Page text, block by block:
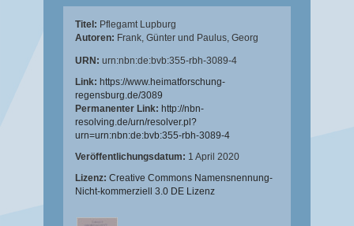
Titel: Pflegamt Lupburg
Autoren: Frank, Günter und Paulus, Georg
URN: urn:nbn:de:bvb:355-rbh-3089-4
Link: https://www.heimatforschung-
regensburg.de/3089
Permanenter Link: http://nbn-
resolving.de/urn/resolver.pl?
urn=urn:nbn:de:bvb:355-rbh-3089-4
Veröffentlichungsdatum: 1 April 2020
Lizenz: Creative Commons Namensnennung-
Nicht-kommerziell 3.0 DE Lizenz